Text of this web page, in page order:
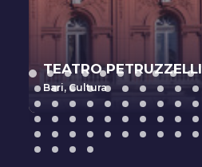
TEATRO PETRUZZELLI
Bari, Cultura